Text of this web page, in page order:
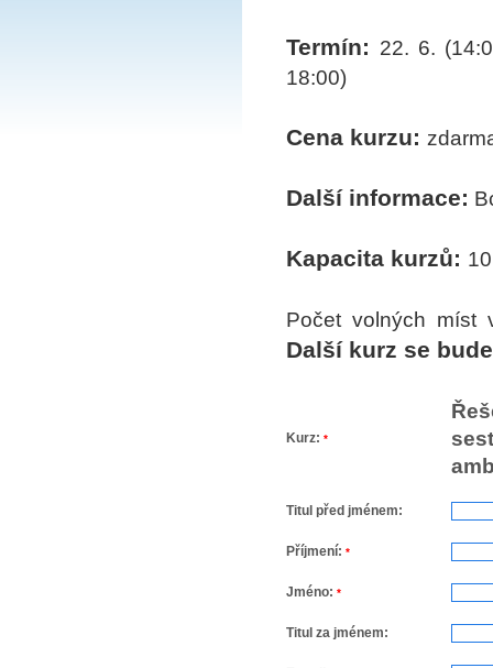
Termín: 22. 6.
18:00)
Cena kurzu:
Další informace:
Kapacita kurzů:
Počet volných
Další kurz se
Kurz: *
Titul před jménem:
Příjmení: *
Jméno: *
Titul za jménem: